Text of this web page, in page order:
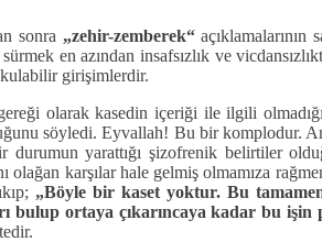
sonra „zehir-zemberek“açıklamalarının
sürmek en azından insafsızlık ve
girişimlerdir.
olarak kasedin içeriği ile ilgili
söyledi. Eyvallah! Bu bir komplodur.
durumun yarattığı şizofrenik belirtiler
olağan karşılar hale gelmiş olmamıza
„Böyle bir kaset yoktur. Bu
bulup ortaya çıkarıncaya kadar bu işin